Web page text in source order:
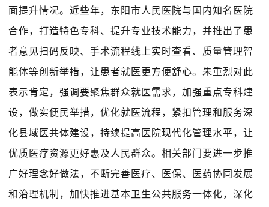
面提升情况。近些年，东阳市人民医院与国内知名医院
合作，打造特色专科、提升专业技术能力，并推出了患
者意见扫码反映、手术流程线上实时查看、质量管理智
能体等创新举措，让患者就医更方便舒心。朱重烈对此
表示肯定，强调要聚焦群众就医需求，加强重点专科建
设，做实便民举措，优化就医流程，紧扣管理和服务深
化县域医共体建设，持续提高医院现代化管理水平，让
优质医疗资源更好惠及人民群众。相关部门要进一步推
广好理念好做法，不断完善医疗、医保、医药协同发展
和治理机制，加快推进基本卫生公共服务一体化，深化